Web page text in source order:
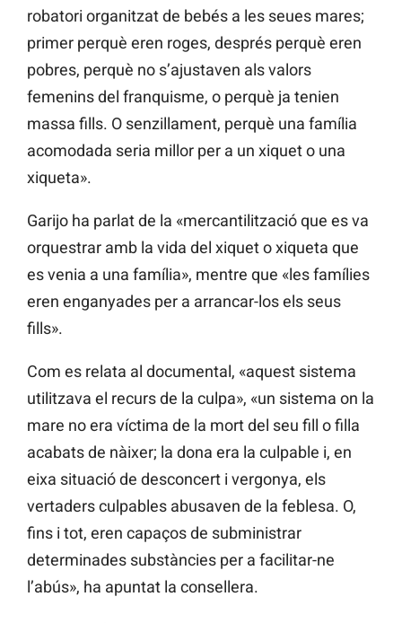
robatori organitzat de bebés a les seues mares;
primer perquè eren roges, després perquè eren
pobres, perquè no s’ajustaven als valors
femenins del franquisme, o perquè ja tenien
massa fills. O senzillament, perquè una família
acomodada seria millor per a un xiquet o una
xiqueta».
Garijo ha parlat de la «mercantilització que es va
orquestrar amb la vida del xiquet o xiqueta que
es venia a una família», mentre que «les famílies
eren enganyades per a arrancar-los els seus
fills».
Com es relata al documental, «aquest sistema
utilitzava el recurs de la culpa», «un sistema on la
mare no era víctima de la mort del seu fill o filla
acabats de nàixer; la dona era la culpable i, en
eixa situació de desconcert i vergonya, els
vertaders culpables abusaven de la feblesa. O,
fins i tot, eren capaços de subministrar
determinades substàncies per a facilitar-ne
l’abús», ha apuntat la consellera.